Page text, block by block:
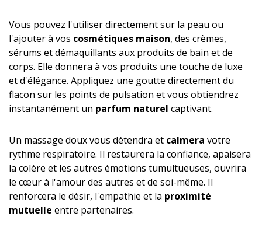
Vous pouvez l'utiliser directement sur la peau ou
l'ajouter à vos cosmétiques maison, des crèmes,
sérums et démaquillants aux produits de bain et de
corps. Elle donnera à vos produits une touche de luxe
et d'élégance. Appliquez une goutte directement du
flacon sur les points de pulsation et vous obtiendrez
instantanément un parfum naturel captivant.
Un massage doux vous détendra et calmera votre
rythme respiratoire. Il restaurera la confiance, apaisera
la colère et les autres émotions tumultueuses, ouvrira
le cœur à l'amour des autres et de soi-même. Il
renforcera le désir, l'empathie et la proximité
mutuelle entre partenaires.